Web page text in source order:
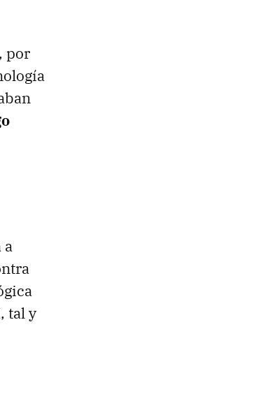
por
a
tal y